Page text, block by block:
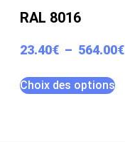
RAL 8016
23.40€ – 564.00€
Choix des options